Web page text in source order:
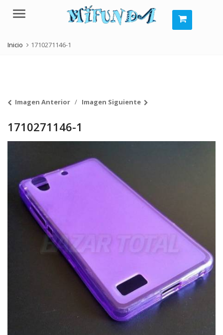
Menú
Inicio 1710271146-1
Imagen Anterior Imagen Siguiente
1710271146-1